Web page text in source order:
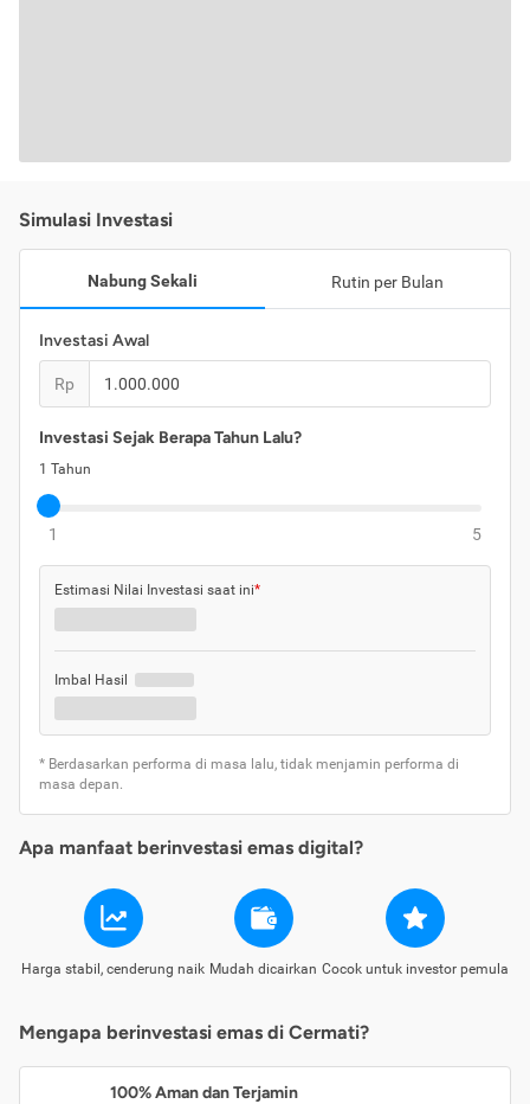
Simulasi Investasi
Nabung Sekali Rutin per Bulan
Investasi Awal
Rp
Investasi Sejak Berapa Tahun Lalu?
1 Tahun
1 5
Estimasi Nilai Investasi saat ini*
Imbal Hasil
* Berdasarkan performa di masa lalu, tidak menjamin performa di
masa depan.
Apa manfaat berinvestasi emas digital?
Harga stabil, cenderung naik Mudah dicairkan Cocok untuk investor pemula
Mengapa berinvestasi emas di Cermati?
100% Aman dan Terjamin